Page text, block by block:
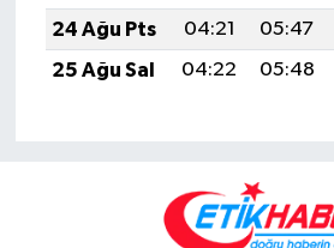
24 Ağu Pts
04:21 05:47
25 Ağu Sal
04:22 05:48